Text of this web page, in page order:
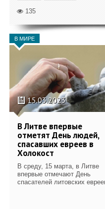
135
В МИРЕ
15.03.2023
В Литве впервые
отметят День людей,
спасавших евреев в
Холокост
В среду, 15 марта, в Литве
впервые отмечают День
спасателей литовских